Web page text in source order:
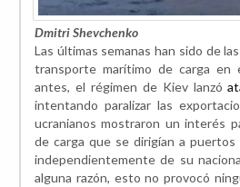
Dmitri Shevchenko
Las últimas semanas han sido de
transporte marítimo de carga en
antes, el régimen de Kiev lanzó
intentando paralizar las
ucranianos mostraron un interés
de carga que se dirigían a puertos
independientemente de su
alguna razón, esto no provocó